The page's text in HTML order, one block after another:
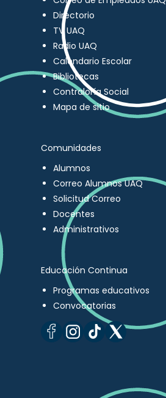
Directorio
TV UAQ
Radio UAQ
Calendario Escolar
Bibliotecas
Contraloría Social
Mapa de sitio
Comunidades
Alumnos
Correo Alumnos UAQ
Solicitud Correo
Docentes
Administrativos
Educación Continua
Programas educativos
Convocatorias